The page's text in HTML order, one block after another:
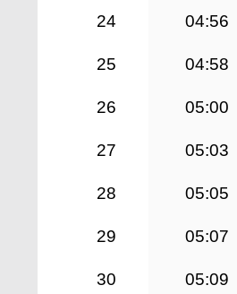
24 04:56
25 04:58
26 05:00
27 05:03
28 05:05
29 05:07
30 05:09